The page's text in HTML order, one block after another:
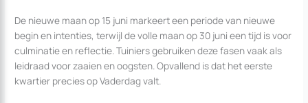
De nieuwe maan op 15 juni markeert een periode van nieuwe
begin en intenties, terwijl de volle maan op 30 juni een tijd is voor
culminatie en reflectie. Tuiniers gebruiken deze fasen vaak als
leidraad voor zaaien en oogsten. Opvallend is dat het eerste
kwartier precies op Vaderdag valt.